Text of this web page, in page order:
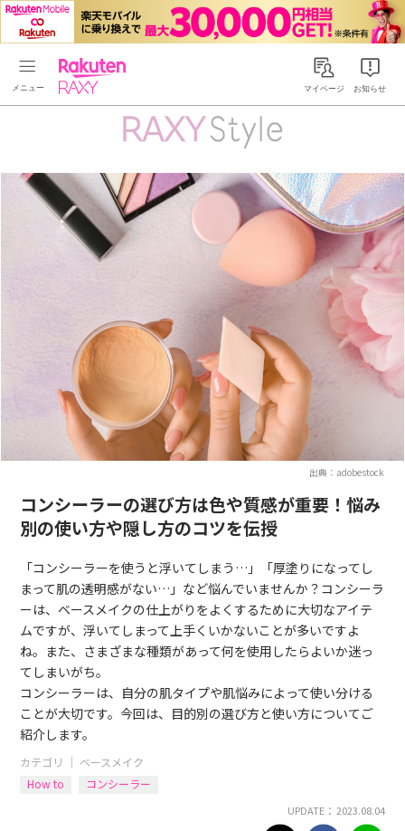
Rakuten RAXYマイページ お知らせ
出典：adobestock
コンシーラーの選び方は色や質感が重要！悩み
別の使い方や隠し方のコツを伝授
「コンシーラーを使うと浮いてしまう…」「厚塗りになってし
まって肌の透明感がない…」など悩んでいませんか？コンシーラ
ーは、ベースメイクの仕上がりをよくするために大切なアイテ
ムですが、浮いてしまって上手くいかないことが多いですよ
ね。また、さまざまな種類があって何を使用したらよいか迷っ
てしまいがち。
コンシーラーは、自分の肌タイプや肌悩みによって使い分ける
ことが大切です。今回は、目的別の選び方と使い方についてご
紹介します。
カテゴリ ｜ ベースメイク
How to
コンシーラー
UPDATE： 2023.08.04